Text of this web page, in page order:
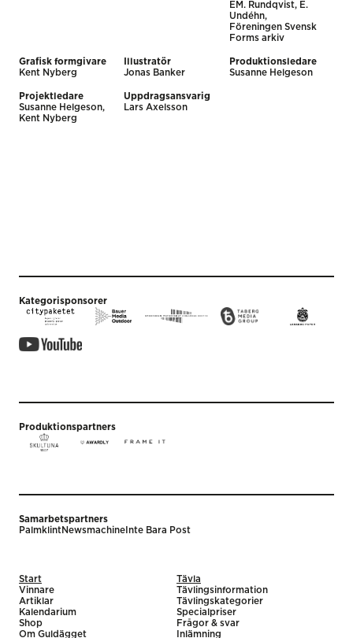
EM. Rundqvist, E.
Undéhn,
Föreningen Svensk
Forms arkiv
Grafisk formgivare
Kent Nyberg
Illustratör
Jonas Banker
Produktionsledare
Susanne Helgeson
Projektledare
Susanne Helgeson,
Kent Nyberg
Uppdragsansvarig
Lars Axelsson
Kategorisponsorer
Produktionspartners
Samarbetspartners
PalmklintNewsmachine Inte Bara Post
Start
Vinnare
Artiklar
Kalendarium
Shop
Om Guldägget
Tävla
Tävlingsinformation
Tävlingskategorier
Specialpriser
Frågor & svar
Inlämning